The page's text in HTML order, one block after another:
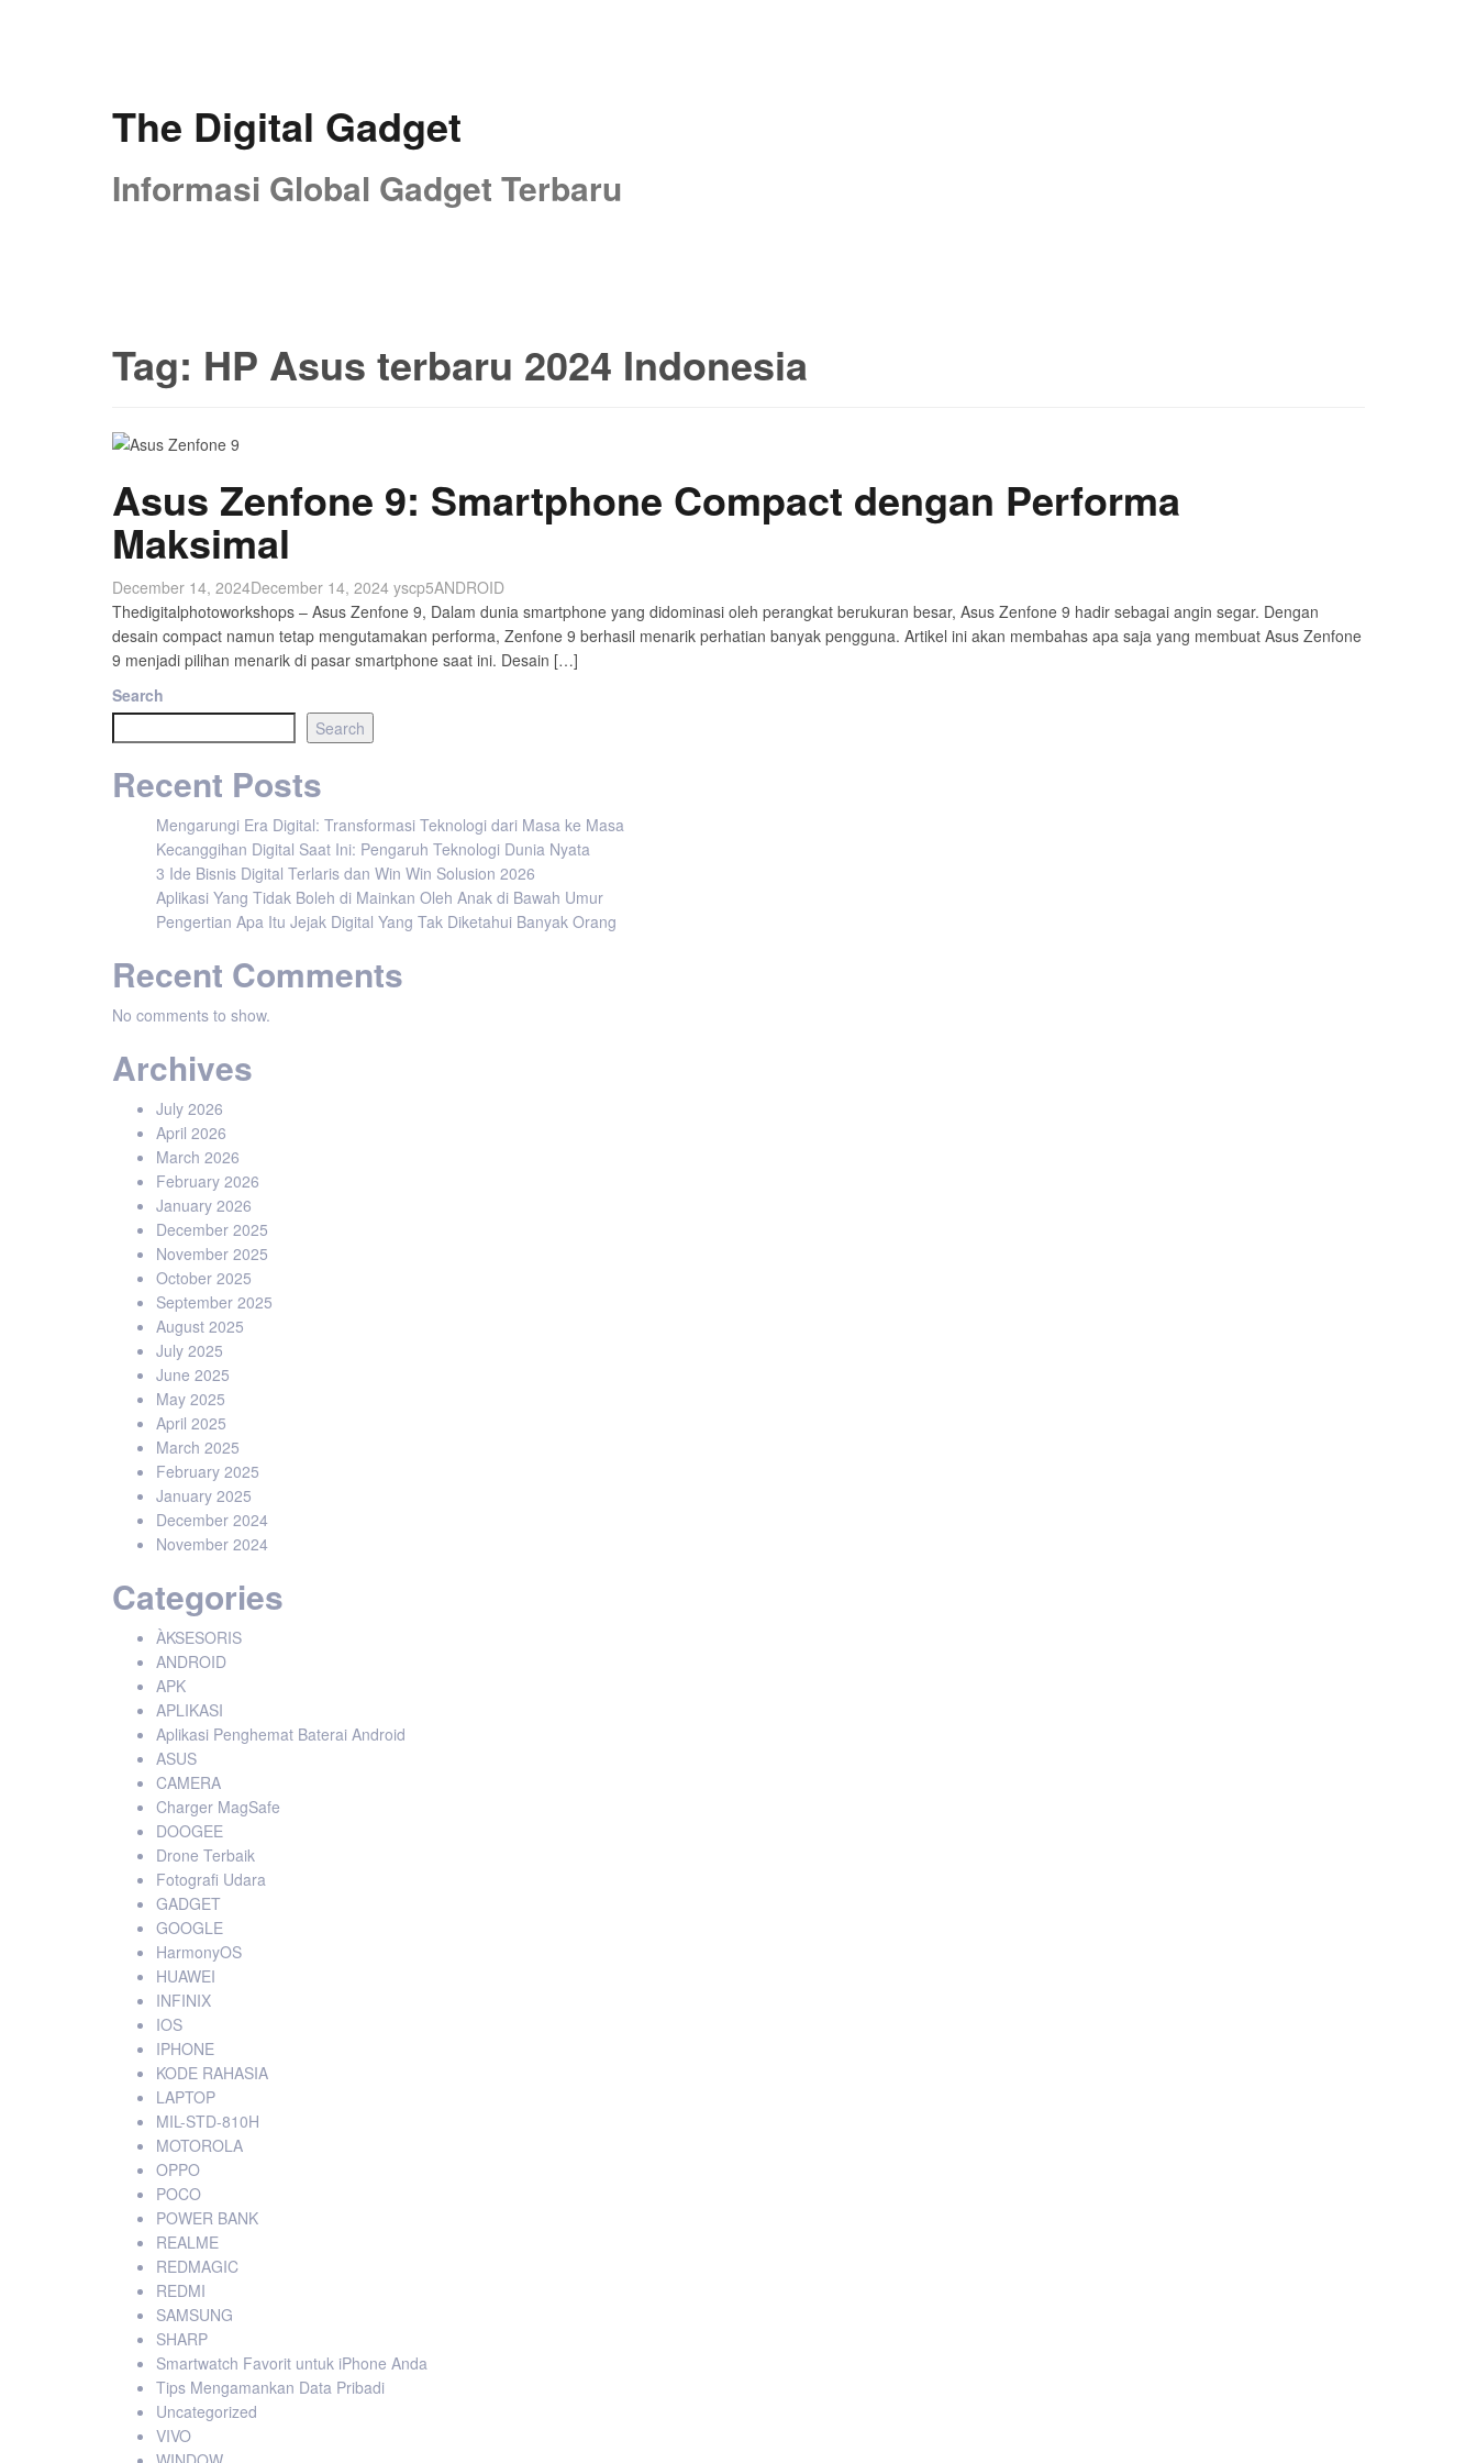
The Digital Gadget
Informasi Global Gadget Terbaru
Tag: HP Asus terbaru 2024 Indonesia
Asus Zenfone 9: Smartphone Compact dengan Performa
Maksimal
December 14, 2024December 14, 2024 yscp5ANDROID
Thedigitalphotoworkshops – Asus Zenfone 9, Dalam dunia smartphone yang didominasi oleh perangkat berukuran besar, Asus Zenfone 9 hadir sebagai angin segar. Dengan
desain compact namun tetap mengutamakan performa, Zenfone 9 berhasil menarik perhatian banyak pengguna. Artikel ini akan membahas apa saja yang membuat Asus Zenfone
9 menjadi pilihan menarik di pasar smartphone saat ini. Desain […]
Search
Search
Recent Posts
Mengarungi Era Digital: Transformasi Teknologi dari Masa ke Masa
Kecanggihan Digital Saat Ini: Pengaruh Teknologi Dunia Nyata
3 Ide Bisnis Digital Terlaris dan Win Win Solusion 2026
Aplikasi Yang Tidak Boleh di Mainkan Oleh Anak di Bawah Umur
Pengertian Apa Itu Jejak Digital Yang Tak Diketahui Banyak Orang
Recent Comments
No comments to show.
Archives
July 2026
April 2026
March 2026
February 2026
January 2026
December 2025
November 2025
October 2025
September 2025
August 2025
July 2025
June 2025
May 2025
April 2025
March 2025
February 2025
January 2025
December 2024
November 2024
Categories
ÀKSESORIS
ANDROID
APK
APLIKASI
Aplikasi Penghemat Baterai Android
ASUS
CAMERA
Charger MagSafe
DOOGEE
Drone Terbaik
Fotografi Udara
GADGET
GOOGLE
HarmonyOS
HUAWEI
INFINIX
IOS
IPHONE
KODE RAHASIA
LAPTOP
MIL-STD-810H
MOTOROLA
OPPO
POCO
POWER BANK
REALME
REDMAGIC
REDMI
SAMSUNG
SHARP
Smartwatch Favorit untuk iPhone Anda
Tips Mengamankan Data Pribadi
Uncategorized
VIVO